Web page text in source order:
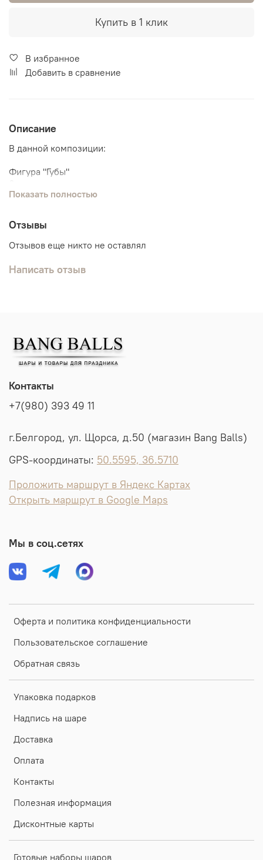
Купить в 1 клик
В избранное
Добавить в сравнение
Описание
В данной композиции:
Фигура "Губы"
Показать полностью
Отзывы
Отзывов еще никто не оставлял
Написать отзыв
Оферта и политика конфиденциальности
Пользовательское соглашение
Обратная связь
Упаковка подарков
Надпись на шаре
Доставка
Оплата
Контакты
Полезная информация
Дисконтные карты
Готовые наборы шаров
Контакты
+7(980) 393 49 11
г.Белгород, ул. Щорса, д.50 (магазин Bang Balls)
GPS-координаты: 50.5595, 36.5710
Проложить маршрут в Яндекс Картах
Открыть маршрут в Google Maps
Мы в соц.сетях